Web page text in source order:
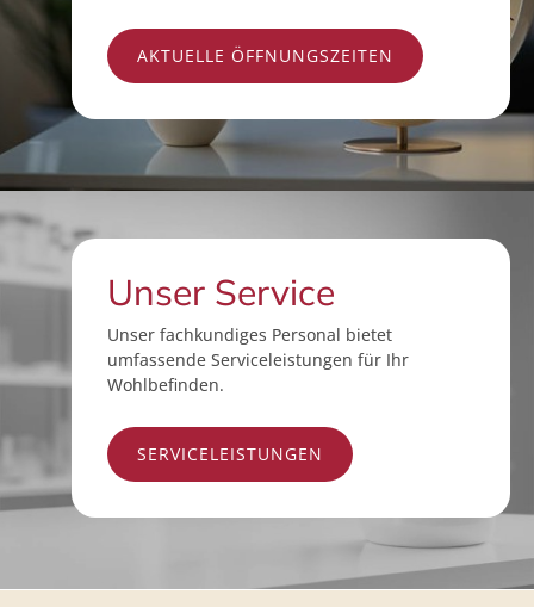
AKTUELLE ÖFFNUNGSZEITEN
Unser Service
Unser fachkundiges Personal bietet
umfassende Serviceleistungen für Ihr
Wohlbefinden.
SERVICELEISTUNGEN